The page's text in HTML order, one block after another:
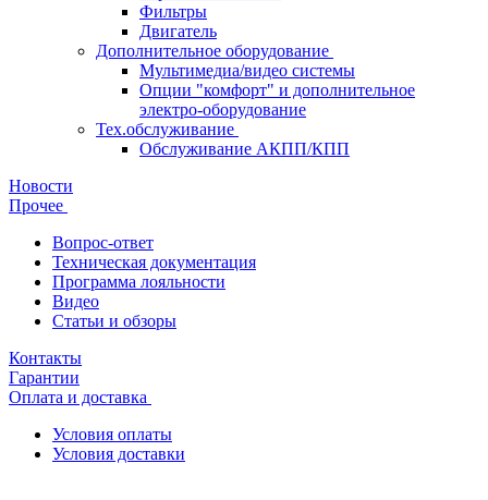
Фильтры
Двигатель
Дополнительное оборудование
Мультимедиа/видео системы
Опции "комфорт" и дополнительное
электро-оборудование
Тех.обслуживание
Обслуживание АКПП/КПП
Новости
Прочее
Вопрос-ответ
Техническая документация
Программа лояльности
Видео
Статьи и обзоры
Контакты
Гарантии
Оплата и доставка
Условия оплаты
Условия доставки